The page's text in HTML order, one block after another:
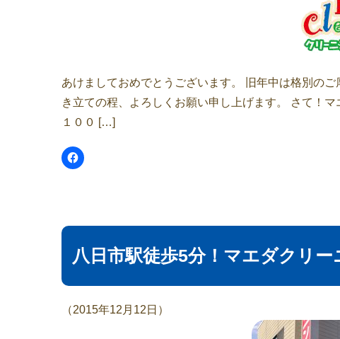
あけましておめでとうございます。 旧年中は格別の
き立ての程、よろしくお願い申し上げます。 さて！
１００ […]
八日市駅徒歩5分！マエダクリー
（2015年12月12日）